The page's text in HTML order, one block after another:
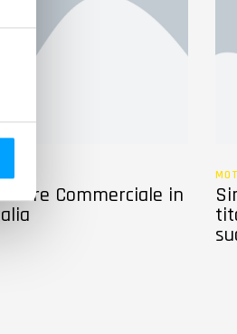
Commerciale in